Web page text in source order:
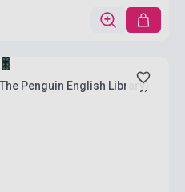
Penguin English Library)